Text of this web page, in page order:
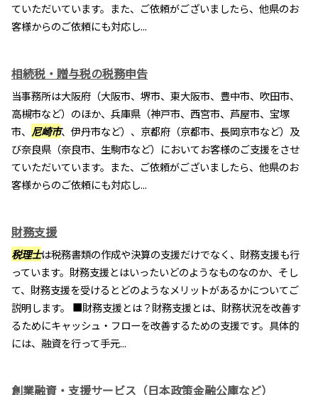
ていただいています。また、ご依頼がございましたら、他県のお
客様からのご依頼にも対応し...
相続税・贈与税の税務申告
当事務所は大阪府（大阪市、堺市、東大阪市、豊中市、吹田市、
高槻市など）のほか、兵庫県（神戸市、西宮市、芦屋市、宝塚
市、 尼崎市、伊丹市など）、京都府（京都市、長岡京市など）及
び奈良県（奈良市、生駒市など）においてお客様のご支援をさせ
ていただいています。また、ご依頼がございましたら、他県のお
客様からのご依頼にも対応し...
財務支援
税理士は税務書類の作成や決算の支援だけでなく、財務支援も行
っています。財務支援とはいったいどのようなものなのか、そし
て、財務支援を受けるとどのようなメリットがあるかについてご
説明します。 ■財務支援とは？財務支援とは、財務状況を改善す
るためにキャッシュ・フローを改善するための支援です。具体的
には、融資を行って手元...
創業融資・支援サービス（日本政策金融公庫など）